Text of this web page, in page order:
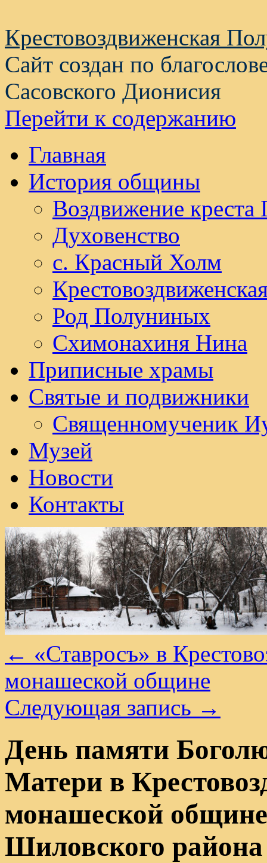
Крестовоздвиженская
Сайт создан по
Сасовского Дионисия
Перейти к содержанию
Главная
История общины
Воздвижение креста
Духовенство
с. Красный Холм
Род Полуниных
Схимонахиня Нина
Приписные храмы
Святые и подвижники
Священномученик
Музей
Новости
Контакты
← «Ставросъ» в
монашеской общине
Следующая запись →
День памяти
Матери в
монашеской
Шиловского района